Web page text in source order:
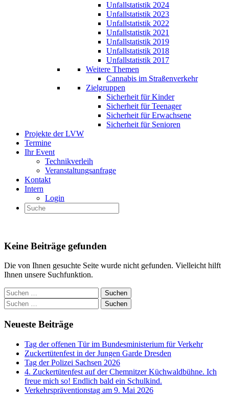
Unfallstatistik 2024
Unfallstatistik 2023
Unfallstatistik 2022
Unfallstatistik 2021
Unfallstatistik 2019
Unfallstatistik 2018
Unfallstatistik 2017
Weitere Themen
Cannabis im Straßenverkehr
Zielgruppen
Sicherheit für Kinder
Sicherheit für Teenager
Sicherheit für Erwachsene
Sicherheit für Senioren
Projekte der LVW
Termine
Ihr Event
Technikverleih
Veranstaltungsanfrage
Kontakt
Intern
Login
Keine Beiträge gefunden
Die von Ihnen gesuchte Seite wurde nicht gefunden. Vielleicht hilft
Ihnen unsere Suchfunktion.
Neueste Beiträge
Tag der offenen Tür im Bundesministerium für Verkehr
Zuckertütenfest in der Jungen Garde Dresden
Tag der Polizei Sachsen 2026
4. Zuckertütenfest auf der Chemnitzer Küchwaldbühne. Ich
freue mich so! Endlich bald ein Schulkind.
Verkehrspräventionstag am 9. Mai 2026